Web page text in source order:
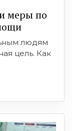
меры по
людям
цель. Как